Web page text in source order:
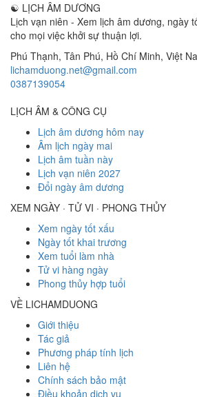
☯ LỊCH ÂM DƯƠNG
Lịch vạn niên - Xem lịch âm dương, ngày
cho mọi việc khởi sự thuận lợi.
Phú Thạnh, Tân Phú, Hồ Chí Minh, Việt
lichamduong.net@gmail.com
0387139054
LỊCH ÂM & CÔNG CỤ
Lịch âm dương hôm nay
Âm lịch ngày mai
Lịch âm tuần này
Lịch vạn niên 2027
Đổi ngày âm dương
XEM NGÀY · TỬ VI · PHONG THỦY
Xem ngày tốt xấu
Ngày tốt khai trương
Xem tuổi làm nhà
Tử vi hàng ngày
Phong thủy hợp tuổi
VỀ LICHAMDUONG
Giới thiệu
Tác giả
Phương pháp tính lịch
Liên hệ
Chính sách bảo mật
Điều khoản dịch vụ